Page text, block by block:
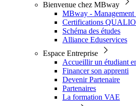
Bienvenue chez MBway
MBway - Management
Certifications
Schéma des études
Alliance Eduservices
Espace Entreprise
Accueillir un étudiant
Financer son apprenti
Devenir Partenaire
Partenaires
La formation VAE